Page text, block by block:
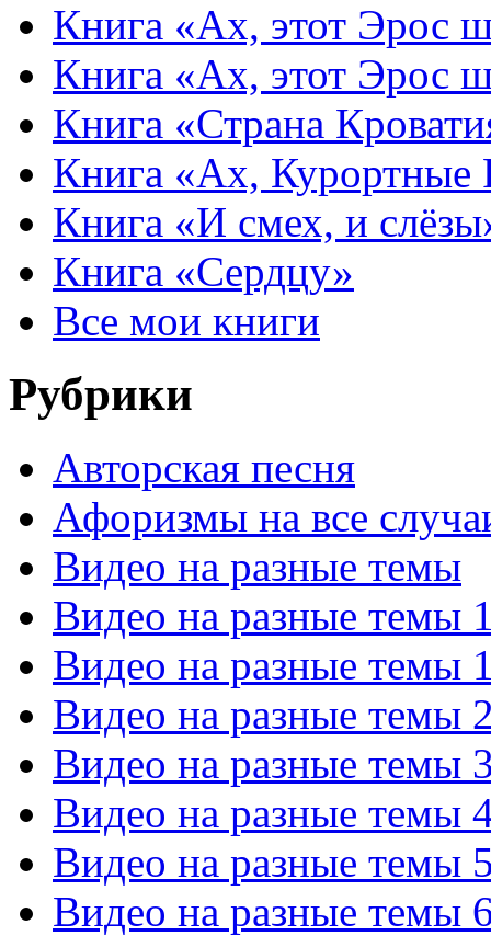
Книга «Ах, этот Эрос
Книга «Ах, этот Эрос
Книга «Страна
Книга «Ах,
Книга «И смех, и
Книга «Сердцу»
Все мои книги
Рубрики
Авторская песня
Афоризмы на все
Видео на разные темы
Видео на разные темы
Видео на разные темы
Видео на разные темы
Видео на разные темы
Видео на разные темы
Видео на разные темы
Видео на разные темы